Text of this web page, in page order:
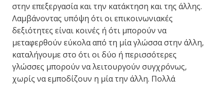
στην επεξεργασία και την κατάκτηση και της άλλης.
Λαμβάνοντας υπόψη ότι οι επικοινωνιακές
δεξιότητες είναι κοινές ή ότι μπορούν να
μεταφερθούν εύκολα από τη μία γλώσσα στην άλλη,
καταλήγουμε στο ότι οι δύο ή περισσότερες
γλώσσες μπορούν να λειτουργούν συγχρόνως,
χωρίς να εμποδίζουν η μία την άλλη. Πολλά